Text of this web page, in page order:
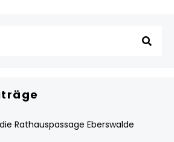
Rathauspassage Eberswalde